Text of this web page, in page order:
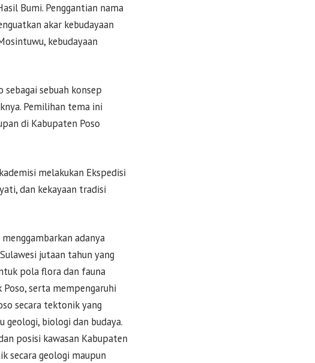
Bumi. Penggantian nama
akar kebudayaan
kebudayaan
sebagai sebuah konsep
Pemilihan tema ini
di Kabupaten Poso
melakukan Ekspedisi
dan kekayaan tradisi
adanya
jutaan tahun yang
pola flora dan fauna
serta mempengaruhi
secara tektonik yang
geologi, biologi dan budaya.
posisi kawasan Kabupaten
secara geologi maupun